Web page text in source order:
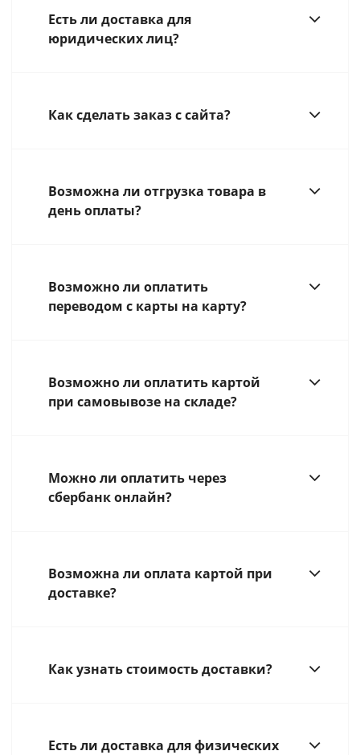
Есть ли доставка для
юридических лиц?
Как сделать заказ с сайта?
Возможна ли отгрузка товара в
день оплаты?
Возможно ли оплатить
переводом с карты на карту?
Возможно ли оплатить картой
при самовывозе на складе?
Можно ли оплатить через
сбербанк онлайн?
Возможна ли оплата картой при
доставке?
Как узнать стоимость доставки?
Есть ли доставка для физических